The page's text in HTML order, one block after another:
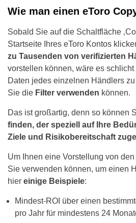
Wie man einen eToro
Sobald Sie auf die Schaltfläche
Startseite Ihres eToro Kontos
zu Tausenden von verifizierten
vorstellen können, wäre es
Daten jedes einzelnen Händlers
Sie die Filter verwenden können.
Das ist großartig, denn so können
finden, der speziell auf Ihre
Ziele und Risikobereitschaft
Um Ihnen eine Vorstellung von den
Sie verwenden können, um einen
hier einige Beispiele:
Mindest-ROI über einen
pro Jahr für mindestens 24